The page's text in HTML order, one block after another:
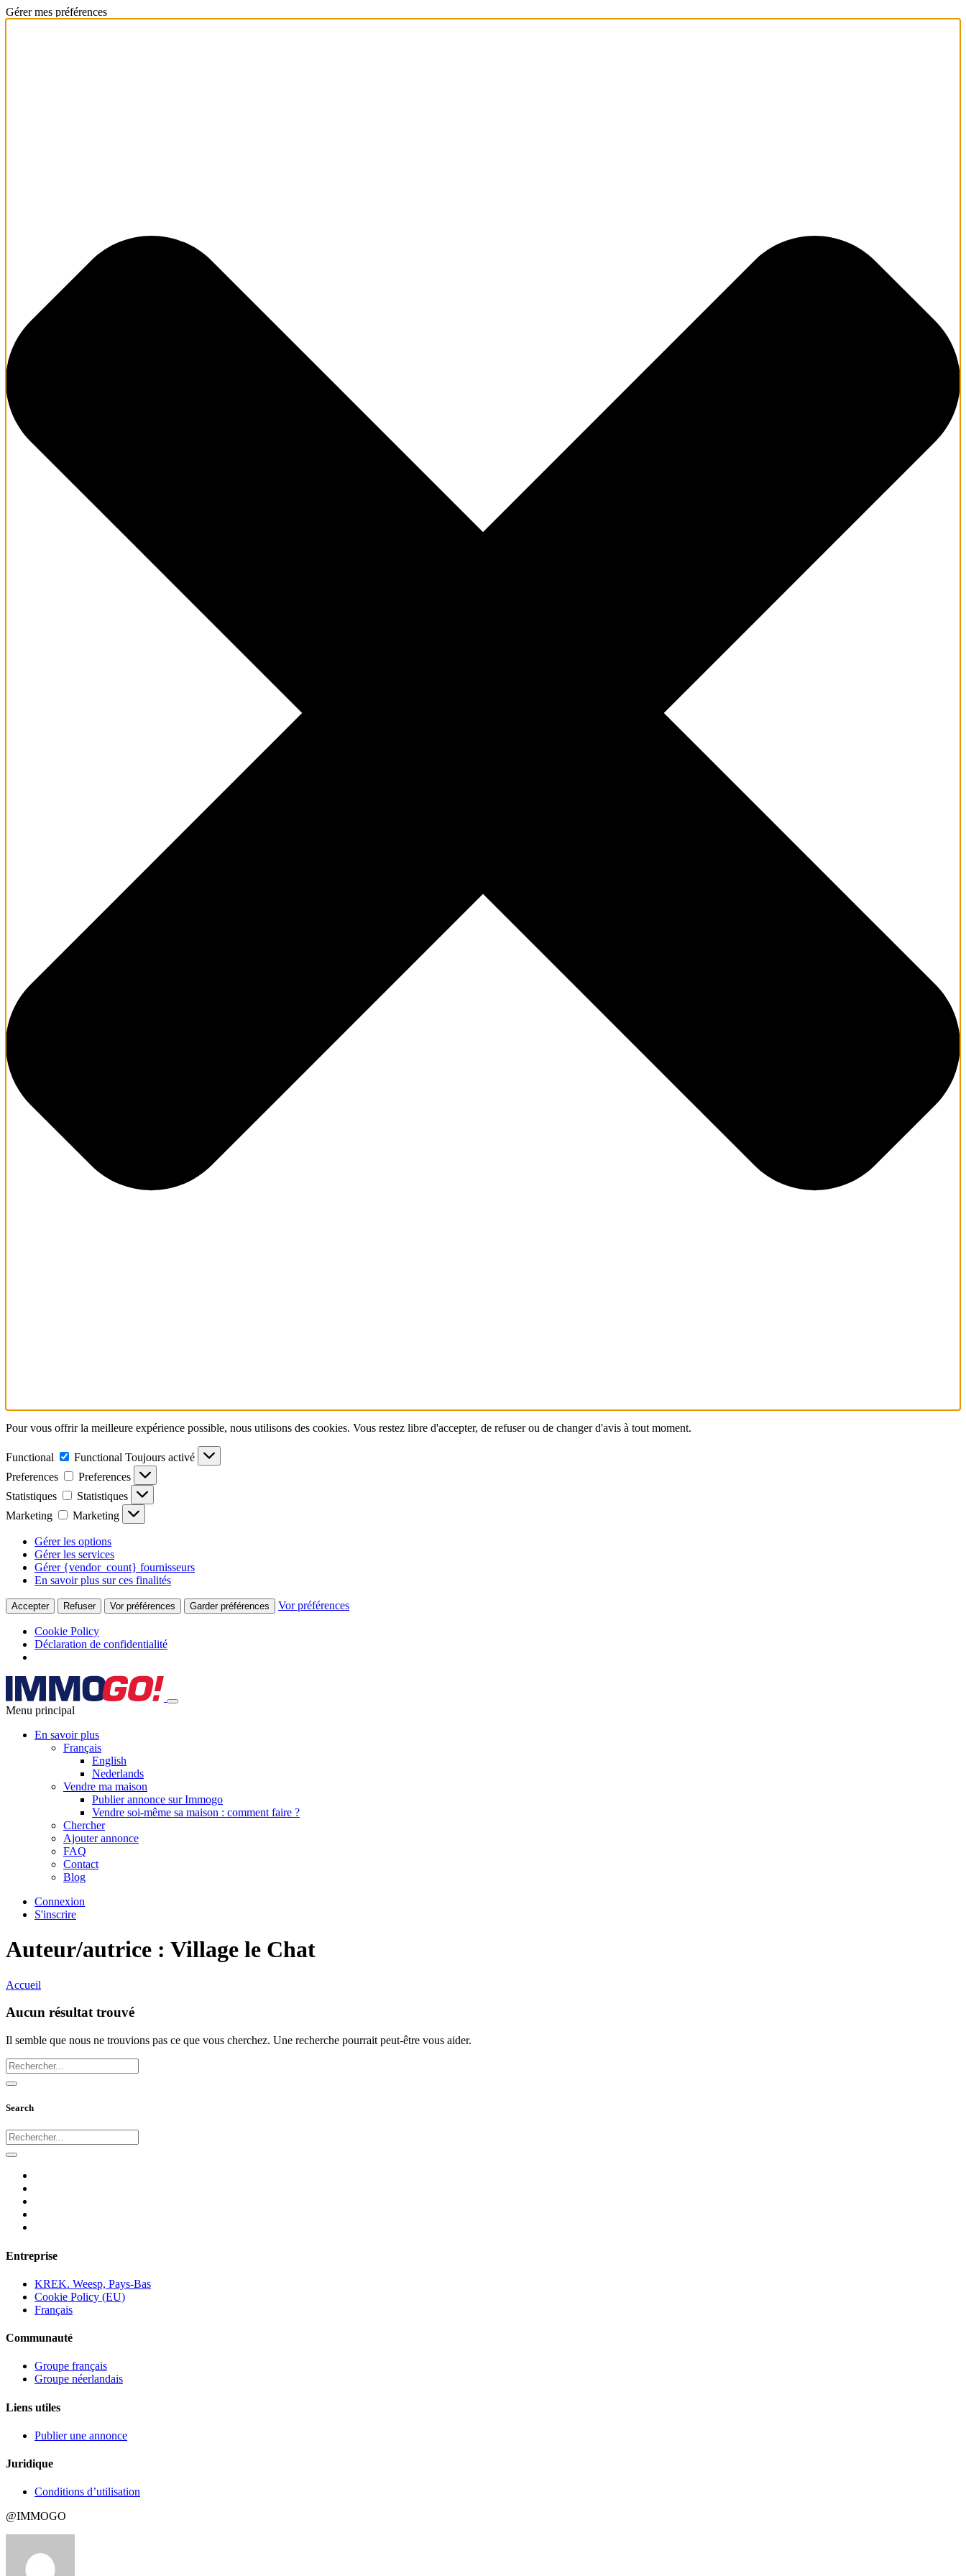
Gérer mes préférences
Pour vous offrir la meilleure expérience possible, nous utilisons des cookies. Vous restez libre d'accepter, de refuser ou de changer d'avis à tout moment.
Functional Functional Toujours activé
Preferences
Preferences
Statistiques
Statistiques
Marketing
Marketing
Gérer les options
Gérer les services
Gérer {vendor_count} fournisseurs
En savoir plus sur ces finalités
Accepter Refuser Vor préférences Garder préférences Vor préférences
Cookie Policy
Déclaration de confidentialité
Menu principal
En savoir plus
Français
English
Nederlands
Vendre ma maison
Publier annonce sur Immogo
Vendre soi-même sa maison : comment faire ?
Chercher
Ajouter annonce
FAQ
Contact
Blog
Connexion
S'inscrire
Auteur/autrice : Village le Chat
Accueil
Aucun résultat trouvé
Il semble que nous ne trouvions pas ce que vous cherchez. Une recherche pourrait peut-être vous aider.
Search
Entreprise
KREK. Weesp, Pays-Bas
Cookie Policy (EU)
Français
Communauté
Groupe français
Groupe néerlandais
Liens utiles
Publier une annonce
Juridique
Conditions d’utilisation
@IMMOGO